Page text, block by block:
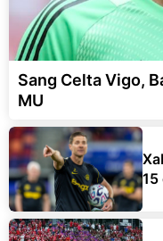
Sang Celta Vigo,
MU
15